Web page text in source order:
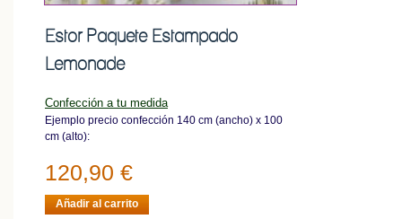
Estor Paquete Estampado
Lemonade
Confección a tu medida
Ejemplo precio confección 140 cm (ancho) x 100
cm (alto):
120,90 €
Añadir al carrito